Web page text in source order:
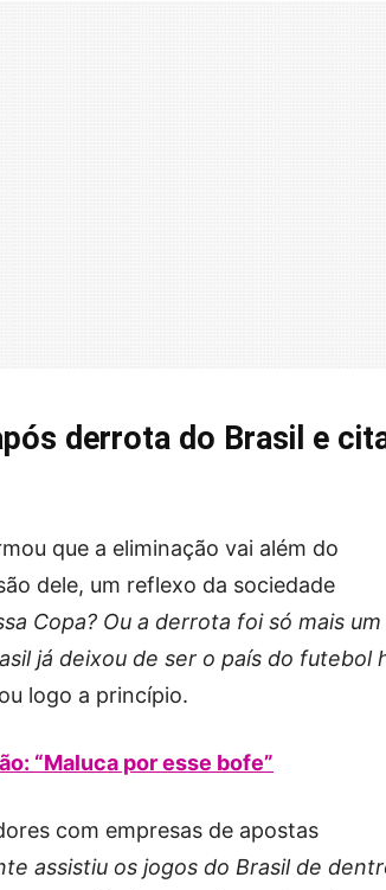
derrota do Brasil e
que a eliminação vai além do
dele, um reflexo da sociedade
Copa? Ou a derrota foi só mais um
já deixou de ser o país do futebol
logo a princípio.
“Maluca por esse bofe”
com empresas de apostas
assistiu os jogos do Brasil de